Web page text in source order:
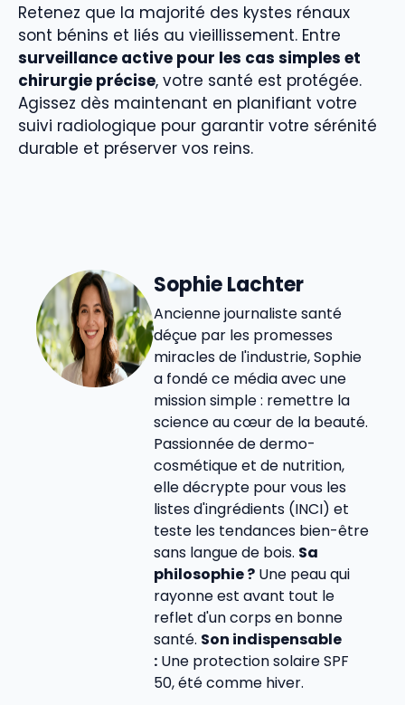
Retenez que la majorité des kystes rénaux
sont bénins et liés au vieillissement. Entre
surveillance active pour les cas simples et
chirurgie précise, votre santé est protégée.
Agissez dès maintenant en planifiant votre
suivi radiologique pour garantir votre sérénité
durable et préserver vos reins.
Sophie Lachter
Ancienne journaliste santé
déçue par les promesses
miracles de l'industrie, Sophie
a fondé ce média avec une
mission simple : remettre la
science au cœur de la beauté.
Passionnée de dermo-
cosmétique et de nutrition,
elle décrypte pour vous les
listes d'ingrédients (INCI) et
teste les tendances bien-être
sans langue de bois. Sa
philosophie ? Une peau qui
rayonne est avant tout le
reflet d'un corps en bonne
santé. Son indispensable
: Une protection solaire SPF
50, été comme hiver.